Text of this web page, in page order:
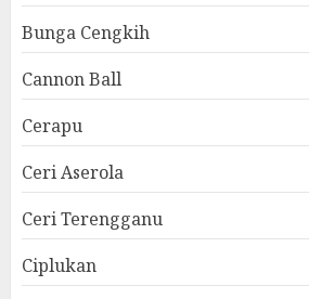
Bunga Cengkih
Cannon Ball
Cerapu
Ceri Aserola
Ceri Terengganu
Ciplukan